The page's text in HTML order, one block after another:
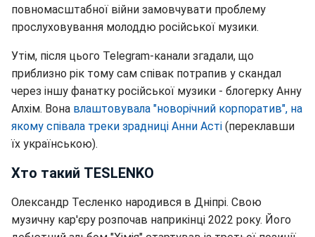
повномасштабної війни замовчувати проблему
прослуховування молоддю російської музики.
Утім, після цього Telegram-канали згадали, що
приблизно рік тому сам співак потрапив у скандал
через іншу фанатку російської музики - блогерку Анну
Алхім. Вона влаштовувала "новорічний корпоратив", на
якому співала треки зрадниці Анни Асті (переклавши
їх українською).
Хто такий TESLENKO
Олександр Тесленко народився в Дніпрі. Свою
музичну кар'єру розпочав наприкінці 2022 року. Його